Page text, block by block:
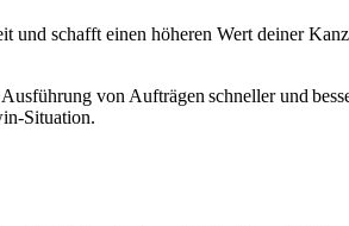
schafft einen höheren Wert deiner
von Aufträgen schneller und
Situation.